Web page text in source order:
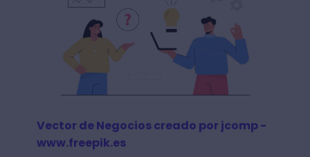
Vector de Negocios creado por jcomp -
www.freepik.es